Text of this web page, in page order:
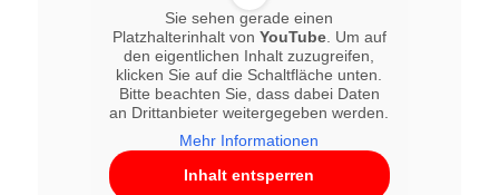
Sie sehen gerade einen
Platzhalterinhalt von YouTube. Um auf
den eigentlichen Inhalt zuzugreifen,
klicken Sie auf die Schaltfläche unten.
Bitte beachten Sie, dass dabei Daten
an Drittanbieter weitergegeben werden.
Mehr Informationen
Inhalt entsperren